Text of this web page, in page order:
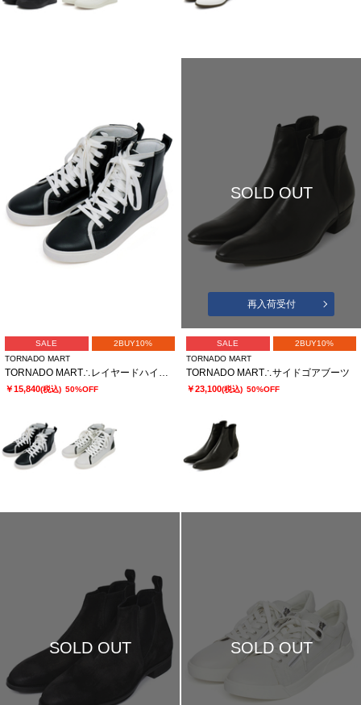
SALE
2BUY10%
TORNADO MART
￥15,840(税込) 50%OFF
SOLD OUT
再入荷受付
SALE
2BUY10%
TORNADO MART
TORNADO MART∴サイドゴアブーツ
￥23,100(税込) 50%OFF
SOLD OUT SOLD OUT